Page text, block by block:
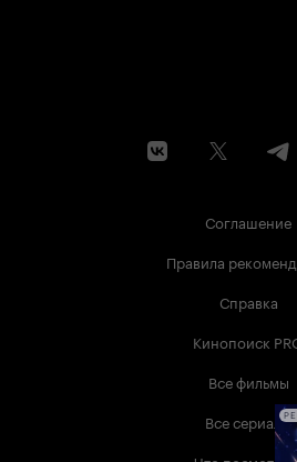
Соглашение
Правила
Справка
Кинопоиск
Все фильмы
Все сериалы